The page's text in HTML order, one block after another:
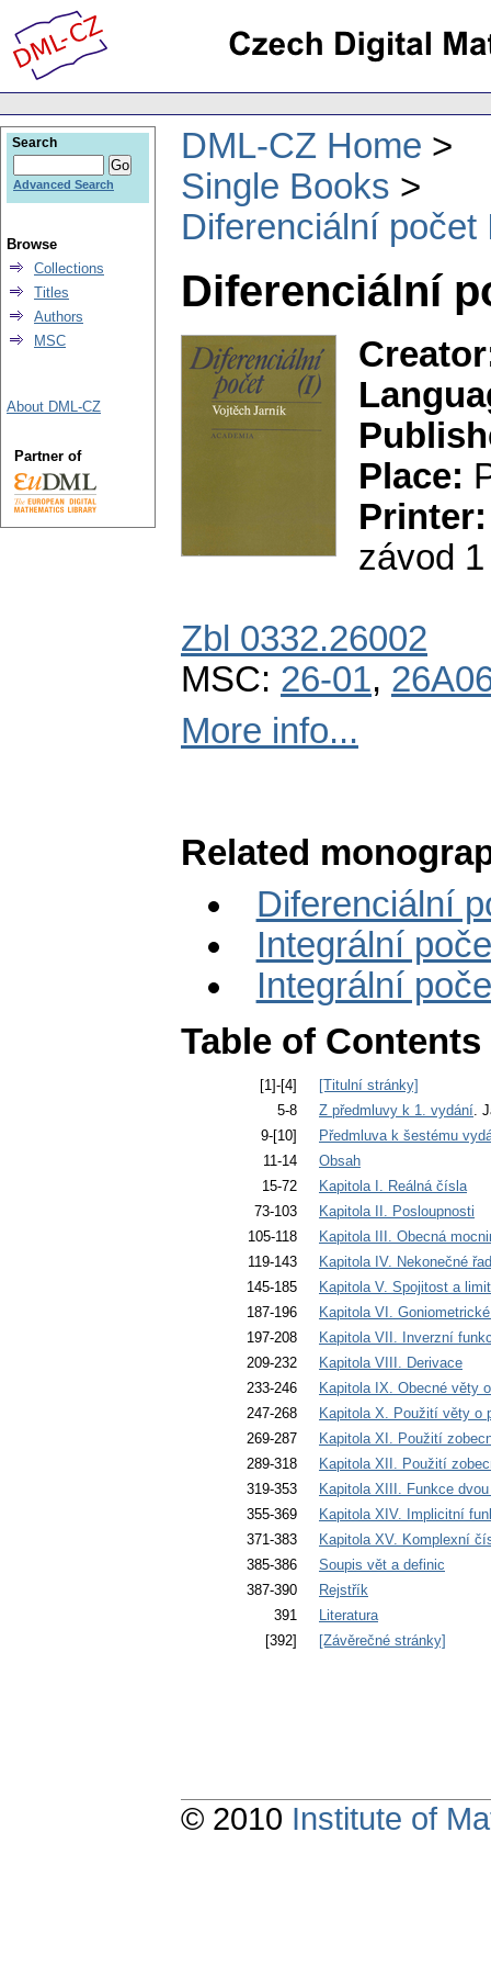
DML-CZ Home
Single Books
Diferenciální počet
Diferenciální
Place:
Printer:
závod 1
Zbl 0332.26002
MSC: 26-01,
More info...
Related
Diferenciální
Integrální
Integrální
Table of Contents
[1]-[4]
[Titulní stránky]
5-8
Z předmluvy k 1. vydání .
9-[10]
Předmluva k šestému
11-14
Obsah
15-72
Kapitola I. Reálná čísla
73-103
Kapitola II. Posloupnosti
105-118
Kapitola III. Obecná
119-143
Kapitola IV. Nekonečné
145-185
Kapitola V. Spojitost a
187-196
Kapitola VI.
197-208
Kapitola VII. Inverzní
209-232
Kapitola VIII. Derivace
233-246
Kapitola IX. Obecné věty
247-268
Kapitola X. Použití věty o
269-287
Kapitola XI. Použití
289-318
Kapitola XII. Použití
319-353
Kapitola XIII. Funkce
355-369
Kapitola XIV. Implicitní
371-383
Kapitola XV. Komplexní
385-386
Soupis vět a definic
387-390
Rejstřík
391
Literatura
[392]
[Závěrečné stránky]
Search
Advanced Search
Browse
Collections
Titles
Authors
MSC
About DML-CZ
Partner of
© 2010 Institute of